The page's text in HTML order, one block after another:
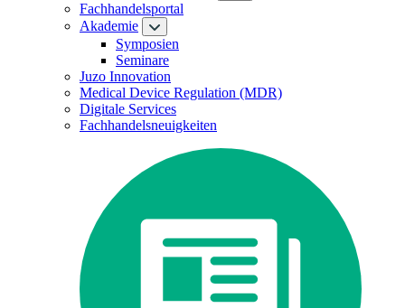
Fachhandelsportal
Akademie
Symposien
Seminare
Juzo Innovation
Medical Device Regulation (MDR)
Digitale Services
Fachhandelsneuigkeiten